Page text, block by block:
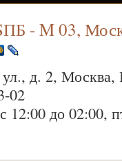
- M 03,
д. 2, Москва,
02
12:00 до 02:00,